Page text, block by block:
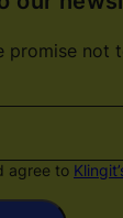
promise not
agree to